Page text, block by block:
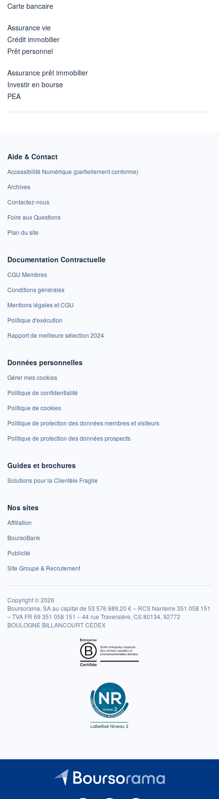
Carte bancaire
Assurance vie
Crédit immobilier
Prêt personnel
Assurance prêt immobilier
Investir en bourse
PEA
Aide & Contact
Accessibilité Numérique (partiellement conforme)
Archives
Contactez-nous
Foire aux Questions
Plan du site
Documentation Contractuelle
CGU Membres
Conditions générales
Mentions légales et CGU
Politique d'exécution
Rapport de meilleure sélection 2024
Données personnelles
Gérer mes cookies
Politique de confidentialité
Politique de cookies
Politique de protection des données membres et visiteurs
Politique de protection des données prospects
Guides et brochures
Solutions pour la Clientèle Fragile
Nos sites
Affiliation
BoursoBank
Publicité
Site Groupe & Recrutement
Copyright © 2026
Boursorama, SA au capital de 53 576 889,20 € – RCS Nanterre 351 058 151
– TVA FR 69 351 058 151 – 44 rue Traversière, CS 80134, 92772
BOULOGNE BILLANCOURT CEDEX